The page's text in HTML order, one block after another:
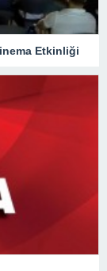
Etkinliği